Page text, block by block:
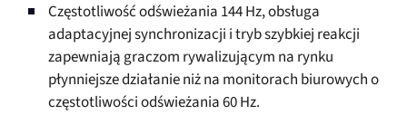
Częstotliwość odświeżania 144 Hz, obsługa
adaptacyjnej synchronizacji i tryb szybkiej reakcji
zapewniają graczom rywalizującym na rynku
płynniejsze działanie niż na monitorach biurowych o
częstotliwości odświeżania 60 Hz.